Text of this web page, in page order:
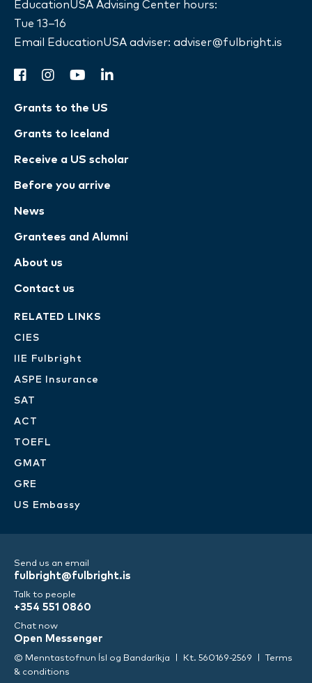
EducationUSA Advising Center hours:
Tue 13–16
Email EducationUSA adviser: adviser@fulbright.is
facebook
instagram
youtubelinkedin
Grants to the US
Grants to Iceland
Receive a US scholar
Before you arrive
News
Grantees and Alumni
About us
Contact us
RELATED LINKS
CIES
IIE Fulbright
ASPE Insurance
SAT
ACT
TOEFL
GMAT
GRE
US Embassy
Send us an email
fulbright@fulbright.is
Talk to people
+354 551 0860
Chat now
Open Messenger
© Menntastofnun Ísl og Bandaríkja Kt. 560169-2569
Terms
& conditions